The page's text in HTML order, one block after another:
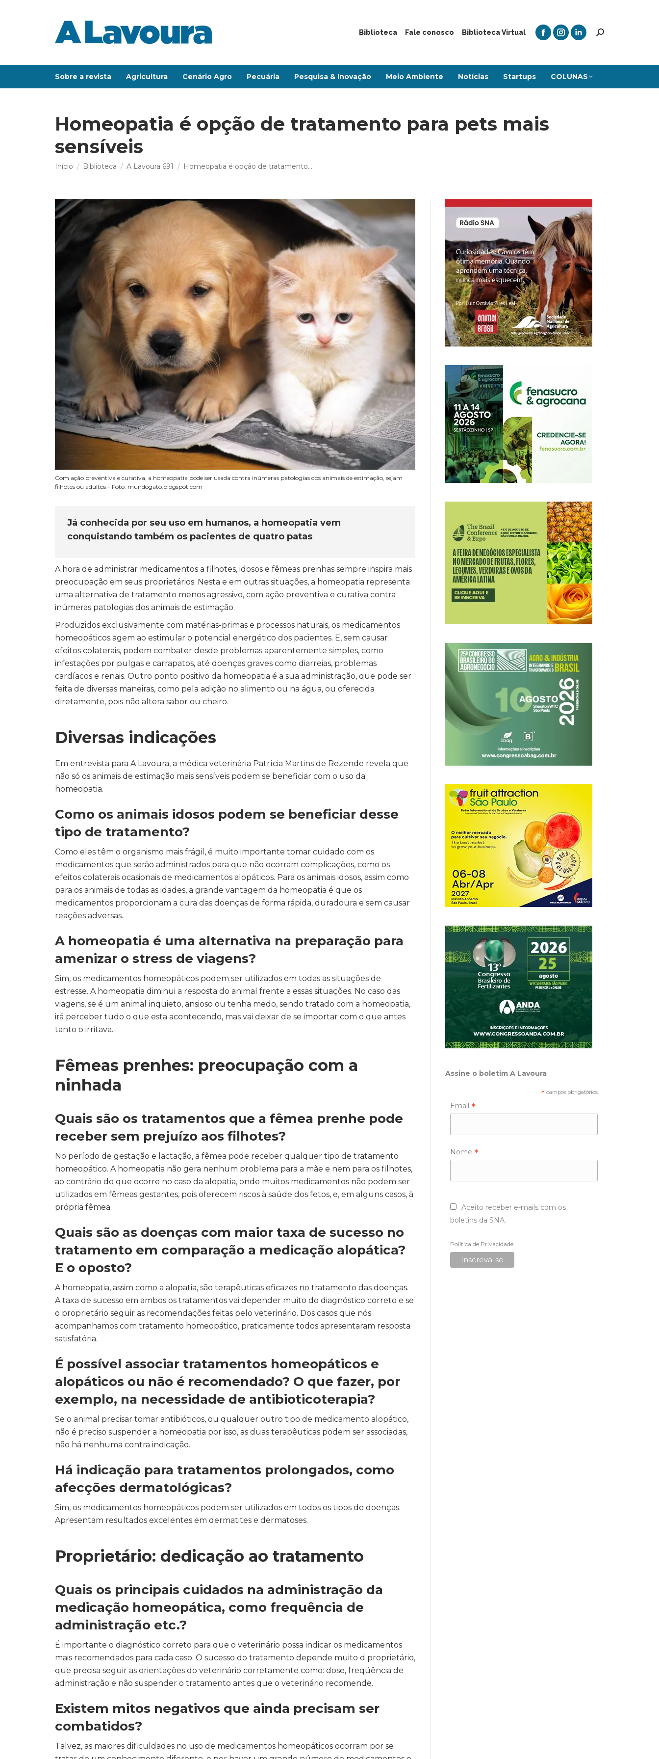
Biblioteca Fale conosco Biblioteca Virtual
Sobre a revista Agricultura Cenário Agro Pecuária Pesquisa & Inovação Meio Ambiente Notícias Startups COLUNAS
Homeopatia é opção de tratamento para pets mais
sensíveis
Você está aqui:
Início Biblioteca A Lavoura 691 Homeopatia é opção de tratamento…
Com ação preventiva e curativa, a homeopatia pode ser usada contra inúmeras patologias dos animais de estimação, sejam
filhotes ou adultos – Foto: mundogato.blogspot.com
Já conhecida por seu uso em humanos, a homeopatia vem
conquistando também os pacientes de quatro patas
A hora de administrar medicamentos a filhotes, idosos e fêmeas prenhas sempre inspira mais
preocupação em seus proprietários. Nesta e em outras situações, a homeopatia representa
uma alternativa de tratamento menos agressivo, com ação preventiva e curativa contra
inúmeras patologias dos animais de estimação.
Produzidos exclusivamente com matérias-primas e processos naturais, os medicamentos
homeopáticos agem ao estimular o potencial energético dos pacientes. E, sem causar
efeitos colaterais, podem combater desde problemas aparentemente simples, como
infestações por pulgas e carrapatos, até doenças graves como diarreias, problemas
cardíacos e renais. Outro ponto positivo da homeopatia é a sua administração, que pode ser
feita de diversas maneiras, como pela adição no alimento ou na água, ou oferecida
diretamente, pois não altera sabor ou cheiro.
Diversas indicações
Em entrevista para A Lavoura, a médica veterinária Patrícia Martins de Rezende revela que
não só os animais de estimação mais sensíveis podem se beneficiar com o uso da
homeopatia.
Como os animais idosos podem se beneficiar desse
tipo de tratamento?
Como eles têm o organismo mais frágil, é muito importante tomar cuidado com os
medicamentos que serão administrados para que não ocorram complicações, como os
efeitos colaterais ocasionais de medicamentos alopáticos. Para os animais idosos, assim como
para os animais de todas as idades, a grande vantagem da homeopatia é que os
medicamentos proporcionam a cura das doenças de forma rápida, duradoura e sem causar
reações adversas.
A homeopatia é uma alternativa na preparação para
amenizar o stress de viagens?
Sim, os medicamentos homeopáticos podem ser utilizados em todas as situações de
estresse. A homeopatia diminui a resposta do animal frente a essas situações. No caso das
viagens, se é um animal inquieto, ansioso ou tenha medo, sendo tratado com a homeopatia,
irá perceber tudo o que esta acontecendo, mas vai deixar de se importar com o que antes
tanto o irritava.
Fêmeas prenhes: preocupação com a
ninhada
Quais são os tratamentos que a fêmea prenhe pode
receber sem prejuízo aos filhotes?
No período de gestação e lactação, a fêmea pode receber qualquer tipo de tratamento
homeopático. A homeopatia não gera nenhum problema para a mãe e nem para os filhotes,
ao contrário do que ocorre no caso da alopatia, onde muitos medicamentos não podem ser
utilizados em fêmeas gestantes, pois oferecem riscos à saúde dos fetos, e, em alguns casos, à
própria fêmea.
Quais são as doenças com maior taxa de sucesso no
tratamento em comparação a medicação alopática?
E o oposto?
A homeopatia, assim como a alopatia, são terapêuticas eficazes no tratamento das doenças.
A taxa de sucesso em ambos os tratamentos vai depender muito do diagnóstico correto e se
o proprietário seguir as recomendações feitas pelo veterinário. Dos casos que nós
acompanhamos com tratamento homeopático, praticamente todos apresentaram resposta
satisfatória.
É possível associar tratamentos homeopáticos e
alopáticos ou não é recomendado? O que fazer, por
exemplo, na necessidade de antibioticoterapia?
Se o animal precisar tomar antibióticos, ou qualquer outro tipo de medicamento alopático,
não é preciso suspender a homeopatia por isso, as duas terapêuticas podem ser associadas,
não há nenhuma contra indicação.
Há indicação para tratamentos prolongados, como
afecções dermatológicas?
Sim, os medicamentos homeopáticos podem ser utilizados em todos os tipos de doenças.
Apresentam resultados excelentes em dermatites e dermatoses.
Proprietário: dedicação ao tratamento
Quais os principais cuidados na administração da
medicação homeopática, como frequência de
administração etc.?
É importante o diagnóstico correto para que o veterinário possa indicar os medicamentos
mais recomendados para cada caso. O sucesso do tratamento depende muito d proprietário,
que precisa seguir as orientações do veterinário corretamente como: dose, freqüência de
administração e não suspender o tratamento antes que o veterinário recomende.
Existem mitos negativos que ainda precisam ser
combatidos?
Talvez, as maiores dificuldades no uso de medicamentos homeopáticos ocorram por se
Assine o boletim A Lavoura
* campos obrigatórios
Email *
Nome *
Aceito receber e-mails com os
boletins da SNA.
Política de Privacidade.